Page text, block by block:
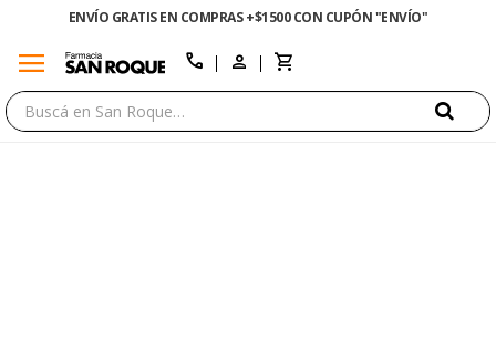
ENVÍO GRATIS EN COMPRAS +$1500 CON CUPÓN "ENVÍO"
menu call
close